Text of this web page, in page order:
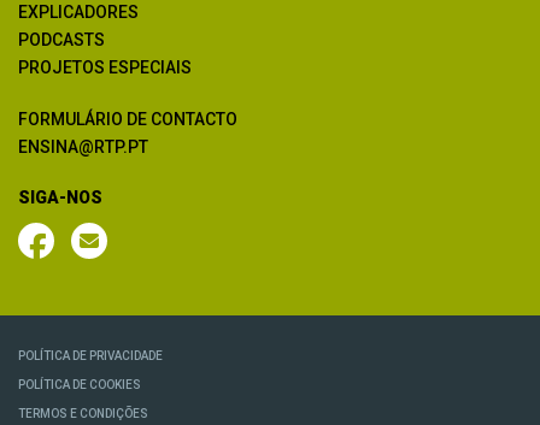
EXPLICADORES
PODCASTS
PROJETOS ESPECIAIS
FORMULÁRIO DE CONTACTO
ENSINA@RTP.PT
SIGA-NOS
POLÍTICA DE PRIVACIDADE
POLÍTICA DE COOKIES
TERMOS E CONDIÇÕES